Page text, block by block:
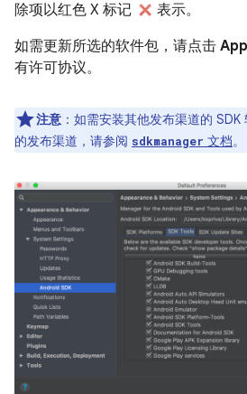
除项以红色 X 标记
表示。
如需更新所选的软件包，请点击
有许可协议。
注意 ：如需安装其他发布渠道的
的发布渠道，请参阅 sdkmanager 文档。